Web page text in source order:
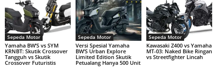
Sepeda Motor
Yamaha BW’S vs SYM
KRNBT: Skutik Crossover
Tangguh vs Skutik
Crossover Futuristis
Sepeda Motor
Versi Spesial Yamaha
BW’S Urban Explore
Limited Edition Skutik
Petualang Hanya 500 Unit
Sepeda Motor
Kawasaki Z400 vs Yamaha
MT-03: Naked Bike Ringan
vs Streetfighter Lincah